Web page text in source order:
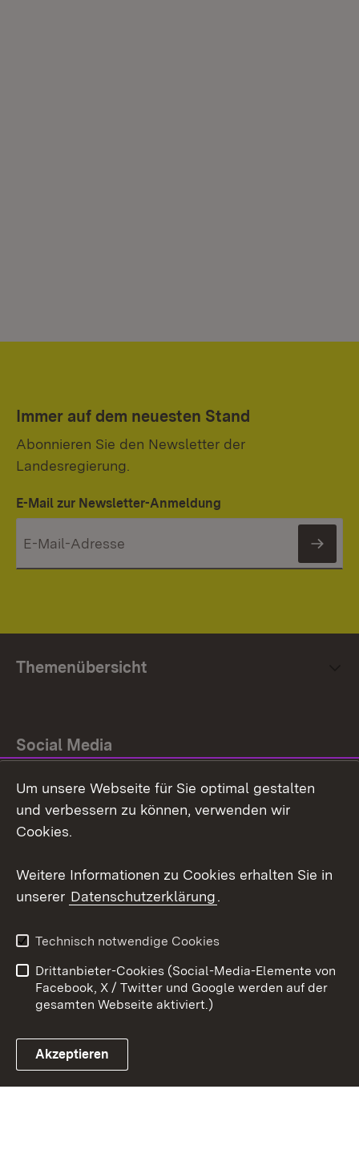
Immer auf dem neuesten Stand
Abonnieren Sie den Newsletter der
Landesregierung.
E-Mail zur Newsletter-Anmeldung
Themenübersicht
Social Media
Facebook
Link zum Landesportal
Barrierefreiheit
Kontakt
Cookies
Um unsere Webseite für Sie optimal gestalten
und verbessern zu können, verwenden wir
Cookies.
Weitere Informationen zu Cookies erhalten Sie in
unserer Datenschutzerklärung.
Technisch notwendige Cookies
Drittanbieter-Cookies (Social-Media-Elemente von
Facebook, X / Twitter und Google werden auf der
gesamten Webseite aktiviert.)
Akzeptieren